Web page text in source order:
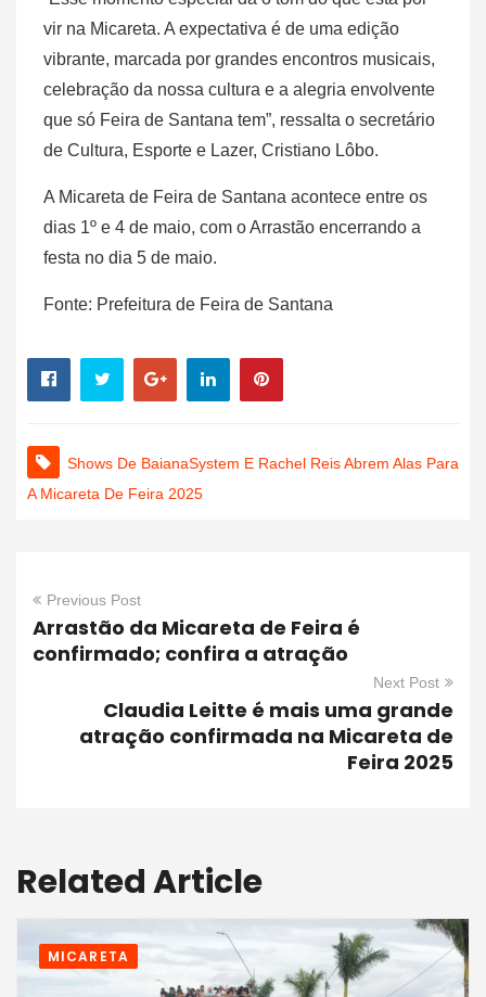
vir na Micareta. A expectativa é de uma edição
vibrante, marcada por grandes encontros musicais,
celebração da nossa cultura e a alegria envolvente
que só Feira de Santana tem”, ressalta o secretário
de Cultura, Esporte e Lazer, Cristiano Lôbo.
A Micareta de Feira de Santana acontece entre os
dias 1º e 4 de maio, com o Arrastão encerrando a
festa no dia 5 de maio.
Fonte: Prefeitura de Feira de Santana
Shows De BaianaSystem E Rachel Reis Abrem Alas Para
A Micareta De Feira 2025
Previous Post
Arrastão da Micareta de Feira é
confirmado; confira a atração
Next Post
Claudia Leitte é mais uma grande
atração confirmada na Micareta de
Feira 2025
Related Article
MICARETA